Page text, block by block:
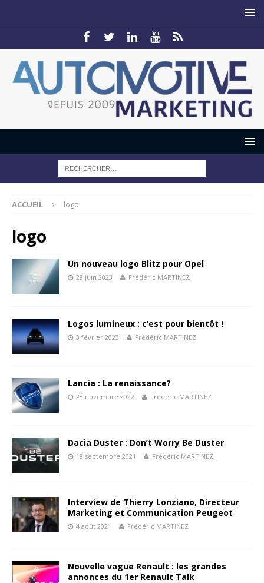
ACCUEIL logo
logo
Un nouveau logo Blitz pour Opel
28 juin 2023 Frédéric MARTINEZ
Logos lumineux : c’est pour bientôt !
3 février 2023 Frédéric MARTINEZ
Lancia : La renaissance?
28 novembre 2022 Frédéric MARTINEZ
Dacia Duster : Don’t Worry Be Duster
18 septembre 2021 Frédéric MARTINEZ
Interview de Thierry Lonziano, Directeur
Marketing et Communication Peugeot
4 août 2021 Frédéric MARTINEZ
Nouvelle vague Renault : les grandes
annonces du 1er Renault Talk